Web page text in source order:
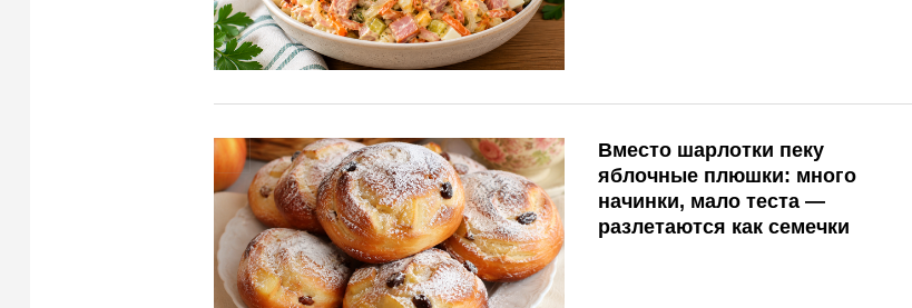
Вместо шарлотки пеку
яблочные плюшки: много
начинки, мало теста —
разлетаются как семечки